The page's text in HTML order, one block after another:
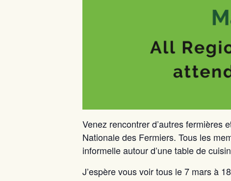
Venez rencontrer d’autres fermières
Nationale des Fermiers. Tous les
informelle autour d’une table de
J’espère vous voir tous le 7 mars à